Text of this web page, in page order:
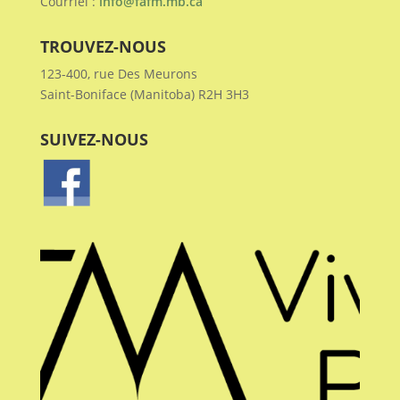
Voir sur Facebook
1 0 0
FAFM - La Fédération des
Voir sur Facebook
5 0
TROUVEZ-NOUS
123-400, rue Des Meurons
Saint-Boniface (Manitoba) R2H 3H3
SUIVEZ-NOUS